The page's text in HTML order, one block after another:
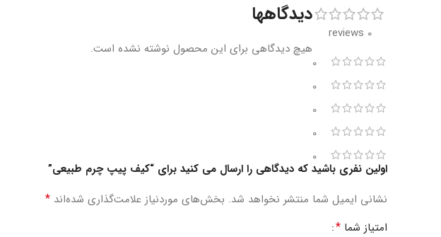
0 reviews
0
0
0
0
0
دیدگاهها
هیچ دیدگاهی برای این محصول نوشته نشده است.
اولین نفری باشید که دیدگاهی را ارسال می کنید برای “کیف پیپ چرم طبیعی”
نشانی ایمیل شما منتشر نخواهد شد. بخش‌های موردنیاز علامت‌گذاری شده‌اند *
امتیاز شما *